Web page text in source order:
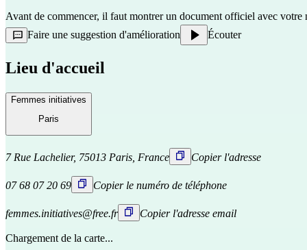
Avant de commencer, il faut montrer un document officiel avec
Faire une suggestion d'amélioration
Écouter
Lieu d'accueil
Femmes initiatives
Paris
7 Rue Lachelier, 75013 Paris, France Copier l'adresse
07 68 07 20 69 Copier le numéro de téléphone
femmes.initiatives@free.fr Copier l'adresse email
Chargement de la carte...